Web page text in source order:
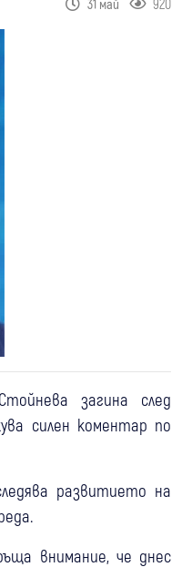
31 май
загина след
силен коментар по
развитието на
внимание, че днес